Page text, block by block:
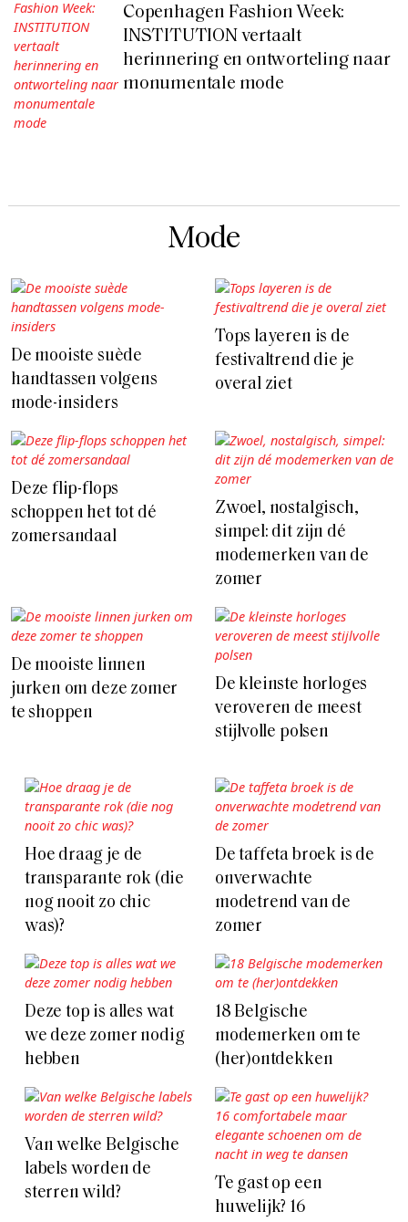
Copenhagen Fashion Week:
INSTITUTION vertaalt
herinnering en ontworteling naar
monumentale mode
Mode
De mooiste suède
handtassen volgens
mode-insiders
Tops layeren is de
festivaltrend die je
overal ziet
Deze flip-flops
schoppen het tot dé
zomersandaal
Zwoel, nostalgisch,
simpel: dit zijn dé
modemerken van de
zomer
De mooiste linnen
jurken om deze zomer
te shoppen
De kleinste horloges
veroveren de meest
stijlvolle polsen
Hoe draag je de
transparante rok (die
nog nooit zo chic
was)?
De taffeta broek is de
onverwachte
modetrend van de
zomer
Deze top is alles wat
we deze zomer nodig
hebben
18 Belgische
modemerken om te
(her)ontdekken
Van welke Belgische
labels worden de
sterren wild?
Te gast op een
huwelijk? 16